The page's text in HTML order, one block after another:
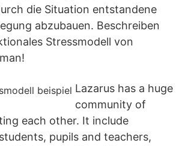
die Situation entstandene
abzubauen. Beschreiben
Stressmodell von
Lazarus has a huge
community of
each other. It include
pupils and teachers,